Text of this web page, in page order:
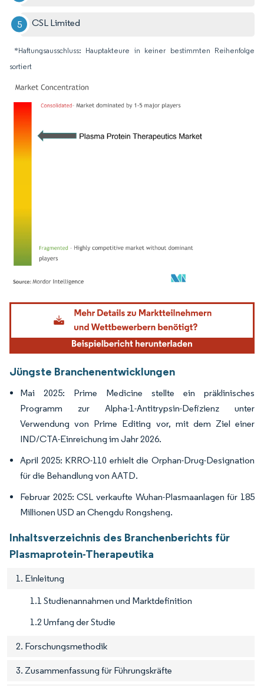
CSL Limited
*Haftungsausschluss: Hauptakteure in keiner bestimmten Reihenfolge
sortiert
Bild © Mordor Intelligence. Wiederverwendung erfordert Namensnennung gemäß
Jüngste Branchenentwicklungen
Mai 2025: Prime Medicine stellte ein präklinisches
Programm zur Alpha-1-Antitrypsin-Defizienz unter
Verwendung von Prime Editing vor, mit dem Ziel einer
IND/CTA-Einreichung im Jahr 2026.
April 2025: KRRO-110 erhielt die Orphan-Drug-Designation
für die Behandlung von AATD.
Februar 2025: CSL verkaufte Wuhan-Plasmaanlagen für 185
Millionen USD an Chengdu Rongsheng.
Inhaltsverzeichnis des Branchenberichts für
Plasmaprotein-Therapeutika
1. Einleitung
1.1 Studienannahmen und Marktdefinition
1.2 Umfang der Studie
2. Forschungsmethodik
3. Zusammenfassung für Führungskräfte